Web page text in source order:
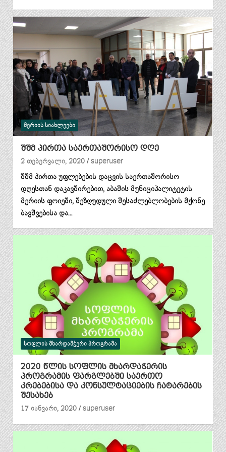
ᲛᲔᲠᲘᲘᲡ ᲡᲘᲐᲮᲚᲔᲔᲑᲘ
შშმ პირთა საერთაშორისო დღე
2 თებერვალი, 2020
superuser
შშმ პირთა უფლებების დაცვის საერთაშორისო
დღესთან დაკავშირებით, აბაშის მუნიციპალიტეტის
მერიის ფოიეში, შეზღუდული შესაძლებლობების მქონე
ბავშვებისა და…
ᲡᲝᲤᲚᲘᲡ ᲛᲮᲐᲠᲓᲐᲛᲭᲔᲠᲘ ᲞᲠᲝᲒᲠᲐᲛᲐ
2020 წლის სოფლის მხარდაჭერის
პროგრამის ფარგლებში საერთო
კრებებისა და კონსულტაციების ჩატარების
შესახებ
17 იანვარი, 2020
superuser